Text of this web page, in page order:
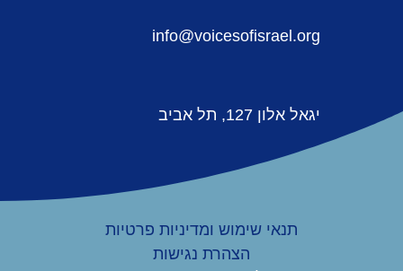
info@voicesofisrael.org
יגאל אלון 127, תל אביב
תנאי שימוש ומדיניות פרטיות
הצהרת נגישות